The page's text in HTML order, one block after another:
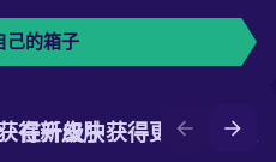
己的箱子
在升级中获得更好的皮肤
得新皮肤